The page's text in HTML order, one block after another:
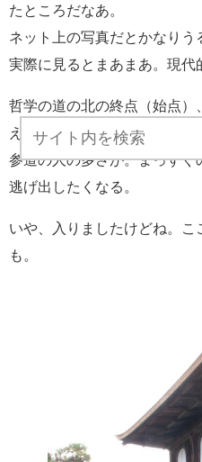
たところだなあ。
ネット上の写真だとかなりう
実際に見るとまあまあ。現代
哲学の道の北の終点（始点
え。
参道の人の多さが。まっす
逃げ出したくなる。
いや、入りましたけどね。
も。